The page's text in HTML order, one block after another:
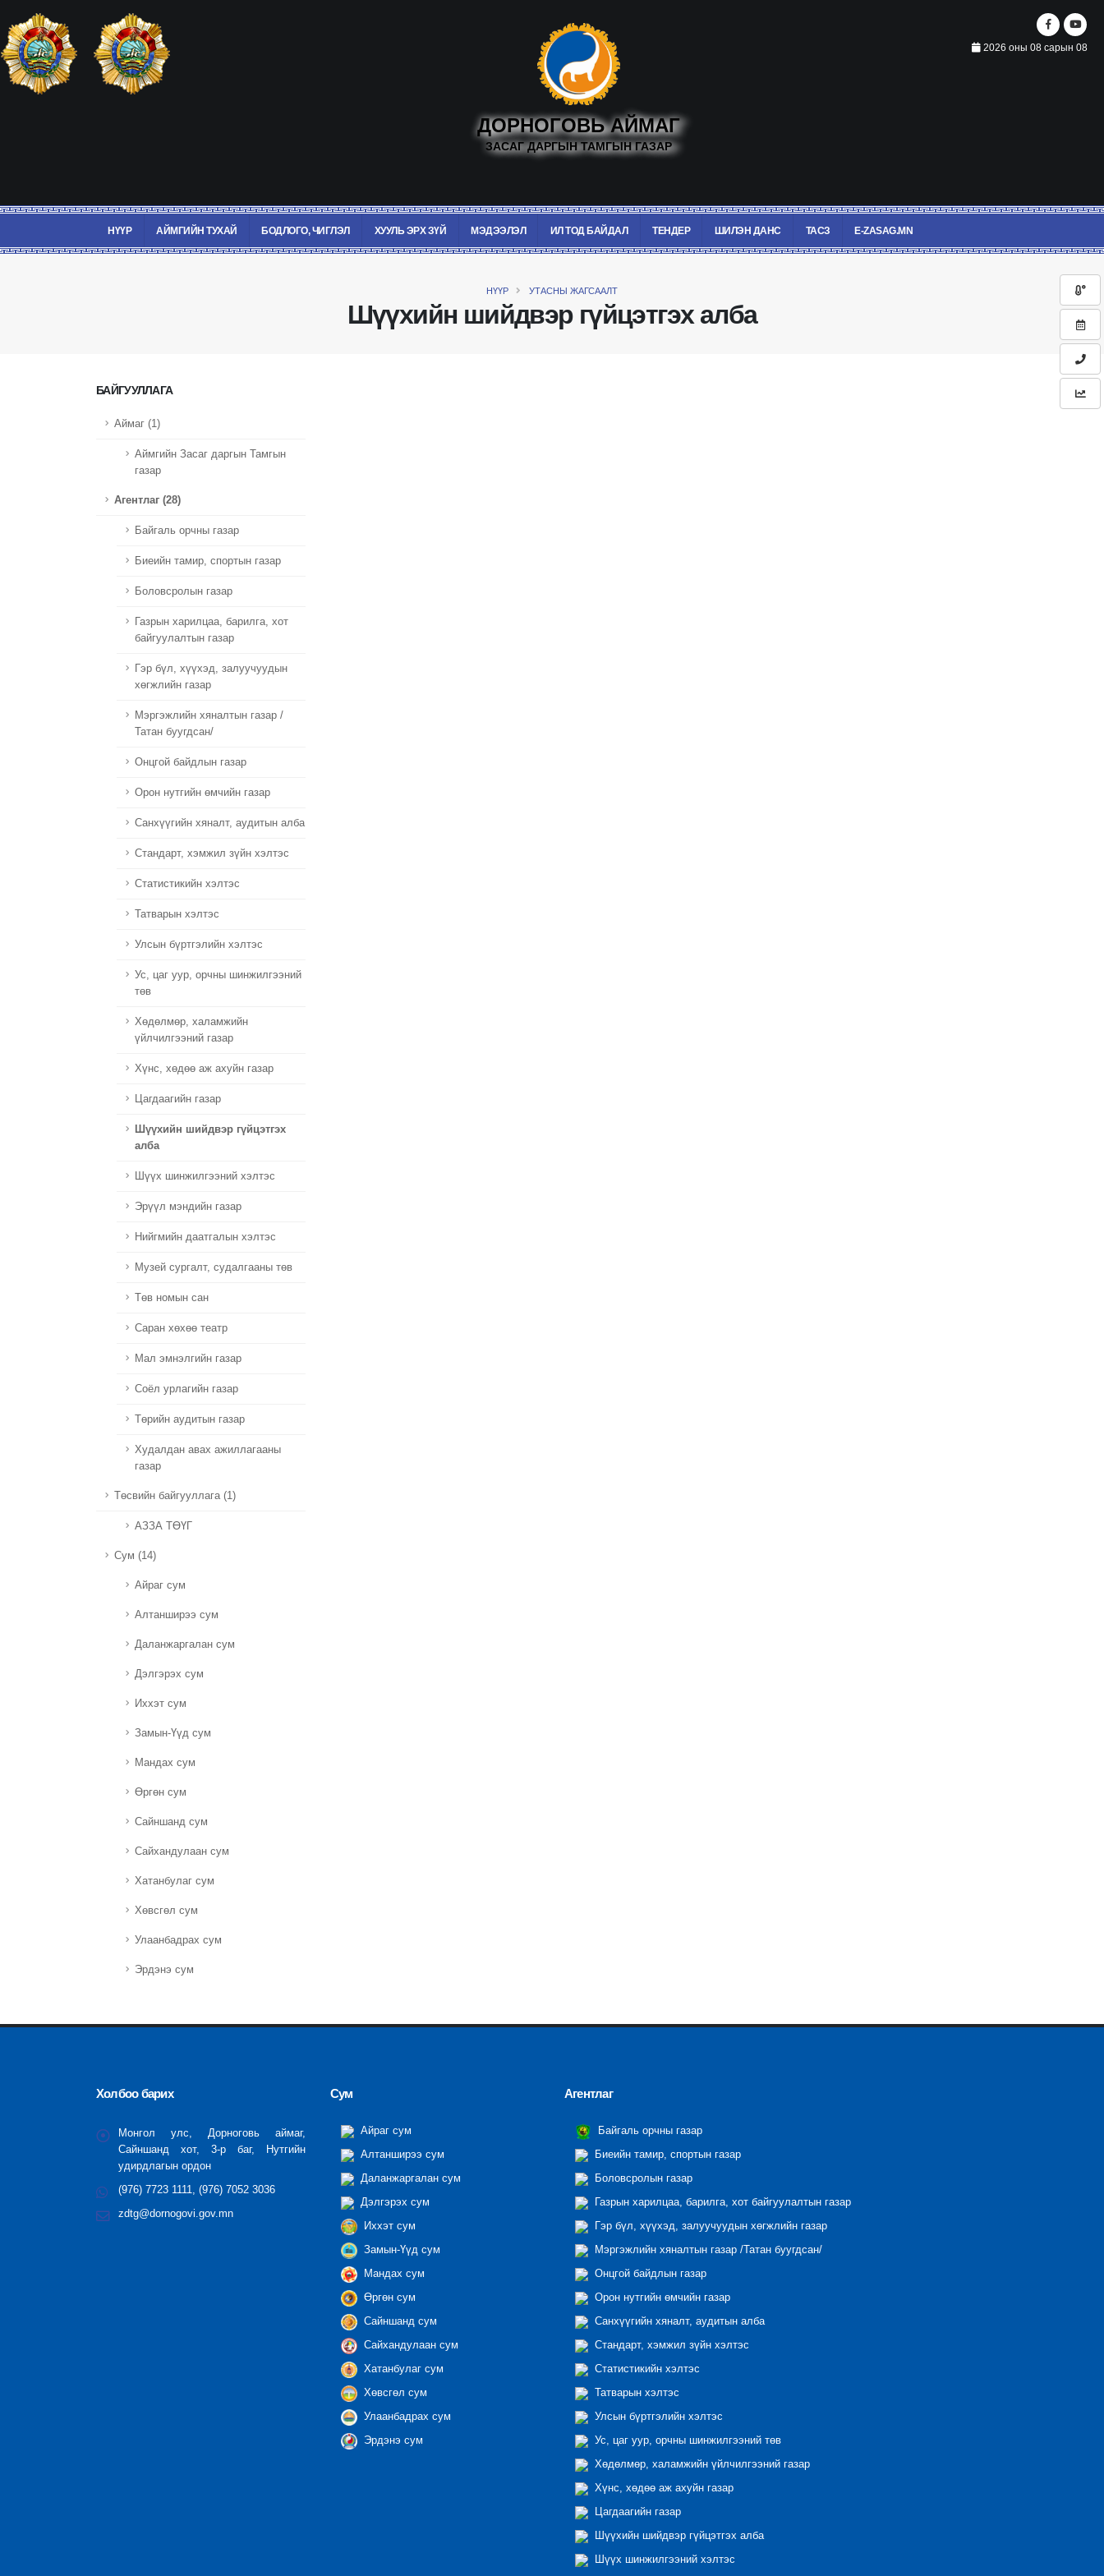
2026 оны 08 сарын 08
ДОРНОГОВЬ АЙМАГ
ЗАСАГ ДАРГЫН ТАМГЫН ГАЗАР
НҮҮР АЙМГИЙН ТУХАЙ БОДЛОГО, ЧИГЛЭЛ ХУУЛЬ ЭРХ ЗҮЙ МЭДЭЭЛЭЛ ИЛ ТОД БАЙДАЛ ТЕНДЕР ШИЛЭН ДАНС ТАСЗ E-ZASAG.MN
Шүүхийн шийдвэр гүйцэтгэх алба
НҮҮР УТАСНЫ ЖАГСААЛТ
БАЙГУУЛЛАГА
Аймаг (1)
Аймгийн Засаг даргын Тамгын
газар
Агентлаг (28)
Байгаль орчны газар
Биеийн тамир, спортын газар
Боловсролын газар
Газрын харилцаа, барилга, хот
байгуулалтын газар
Гэр бүл, хүүхэд, залуучуудын
хөгжлийн газар
Мэргэжлийн хяналтын газар /
Татан буугдсан/
Онцгой байдлын газар
Орон нутгийн өмчийн газар
Санхүүгийн хяналт, аудитын алба
Стандарт, хэмжил зүйн хэлтэс
Статистикийн хэлтэс
Татварын хэлтэс
Улсын бүртгэлийн хэлтэс
Ус, цаг уур, орчны шинжилгээний
төв
Хөдөлмөр, халамжийн
үйлчилгээний газар
Хүнс, хөдөө аж ахуйн газар
Цагдаагийн газар
Шүүхийн шийдвэр гүйцэтгэх
алба
Шүүх шинжилгээний хэлтэс
Эрүүл мэндийн газар
Нийгмийн даатгалын хэлтэс
Музей сургалт, судалгааны төв
Төв номын сан
Саран хөхөө театр
Мал эмнэлгийн газар
Соёл урлагийн газар
Төрийн аудитын газар
Худалдан авах ажиллагааны
газар
Төсвийн байгууллага (1)
АЗЗА ТӨҮГ
Сум (14)
Айраг сум
Алтанширээ сум
Даланжаргалан сум
Дэлгэрэх сум
Иххэт сум
Замын-Үүд сум
Мандах сум
Өргөн сум
Сайншанд сум
Сайхандулаан сум
Хатанбулаг сум
Хөвсгөл сум
Улаанбадрах сум
Эрдэнэ сум
Холбоо барих
Монгол улс, Дорноговь аймаг,
Сайншанд хот, 3-р баг, Нутгийн
удирдлагын ордон
(976) 7723 1111, (976) 7052 3036
zdtg@dornogovi.gov.mn
Сум
Айраг сум
Алтанширээ сум
Даланжаргалан сум
Дэлгэрэх сум
Иххэт сум
Замын-Үүд сум
Мандах сум
Өргөн сум
Сайншанд сум
Сайхандулаан сум
Хатанбулаг сум
Хөвсгөл сум
Улаанбадрах сум
Эрдэнэ сум
Агентлаг
Байгаль орчны газар
Биеийн тамир, спортын газар
Боловсролын газар
Газрын харилцаа, барилга, хот байгуулалтын газар
Гэр бүл, хүүхэд, залуучуудын хөгжлийн газар
Мэргэжлийн хяналтын газар /Татан буугдсан/
Онцгой байдлын газар
Орон нутгийн өмчийн газар
Санхүүгийн хяналт, аудитын алба
Стандарт, хэмжил зүйн хэлтэс
Статистикийн хэлтэс
Татварын хэлтэс
Улсын бүртгэлийн хэлтэс
Ус, цаг уур, орчны шинжилгээний төв
Хөдөлмөр, халамжийн үйлчилгээний газар
Хүнс, хөдөө аж ахуйн газар
Цагдаагийн газар
Шүүхийн шийдвэр гүйцэтгэх алба
Шүүх шинжилгээний хэлтэс